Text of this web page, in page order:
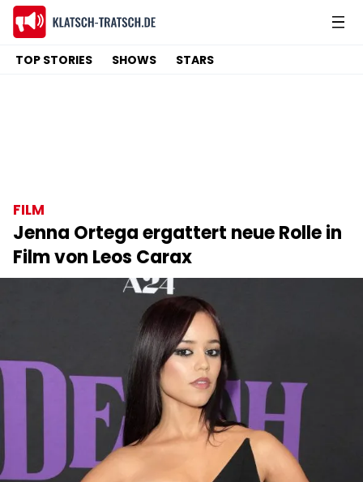
TOP STORIES SHOWS STARS
FILM
Jenna Ortega ergattert neue Rolle in
Film von Leos Carax